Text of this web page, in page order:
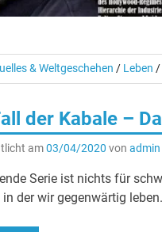
& Weltgeschehen / Leben /
der Kabale –
am03/04/2020 von admin
Serie ist nichts für
der wir gegenwärtig